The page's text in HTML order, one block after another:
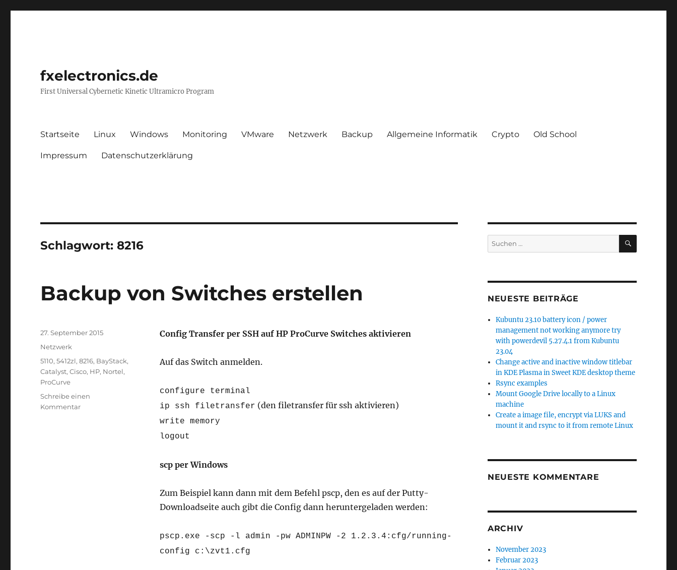
fxelectronics.de
First Universal Cybernetic Kinetic Ultramicro Program
Startseite Linux Windows Monitoring VMware Netzwerk Backup Allgemeine Informatik Crypto Old School
Impressum Datenschutzerklärung
Schlagwort:8216
Backup von Switches erstellen
Config Transfer per SSH auf HP ProCurve Switches aktivieren
Auf das Switch anmelden.
configure terminal
ip ssh filetransfer (den filetransfer für ssh aktivieren)
write memory
logout
scp per Windows
Zum Beispiel kann dann mit dem Befehl pscp, den es auf der Putty-
Downloadseite auch gibt die Config dann heruntergeladen werden:
pscp.exe -scp -l admin -pw ADMINPW -2 1.2.3.4:cfg/running-
config c:\zvt1.cfg
Veröffentlicht
27. September 2015
Kategorien
Netzwerk
Schlagwörter
5110,5412zl,8216, BayStack,
Catalyst,Cisco, HP, Nortel,
ProCurve
Schreibe einen
Kommentarzu
Suchen
nach:
SUCHEN
NEUESTE BEITRÄGE
Kubuntu 23.10 battery icon / power
management not working anymore try
with powerdevil 5.27.4.1 from Kubuntu
23.04
Change active and inactive window titlebar
in KDE Plasma in Sweet KDE desktop theme
Rsync examples
Mount Google Drive locally to a Linux
machine
Create a image file, encrypt via LUKS and
mount it and rsync to it from remote Linux
NEUESTE KOMMENTARE
ARCHIV
November 2023
Februar 2023